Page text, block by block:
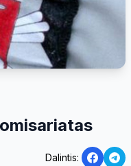
Dalintis: